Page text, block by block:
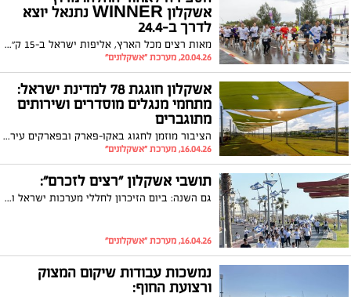
אשקלון WINNER נתנאל יוצא
לדרך ב-24.4
מאות רצים מכל הארץ, אליפות ישראל ב-15 ק״מ וצעדת הגיבורים, אשקלון מתכוננת לאירוע הספורט הגדול של השנה
20.04.26, מערכת "אשקלונים"
אשקלון חוגגת 78 למדינת ישראל:
מתחמי מנגלים מוסדרים ושירותים
מתוגברים
הציבור מוזמן לחגוג באקו-פארק ובפארקים עירוניים נוספים שם יועמדו אמצעים לשמירה על הסדר והניקיון
16.04.26, מערכת "אשקלונים"
תושבי אשקלון "רצים לזכרם":
גם השנה: ביום הזיכרון לחללי מערכות ישראל ונפגעי פעולות האיבה שיחול ביום שלישי (21.04), יתקיים באשקלון מרוץ מיוחד לזכר הנופלים.
16.04.26, מערכת "אשקלונים"
נמשכות עבודות שיקום המצוק
ורצועת החוף: